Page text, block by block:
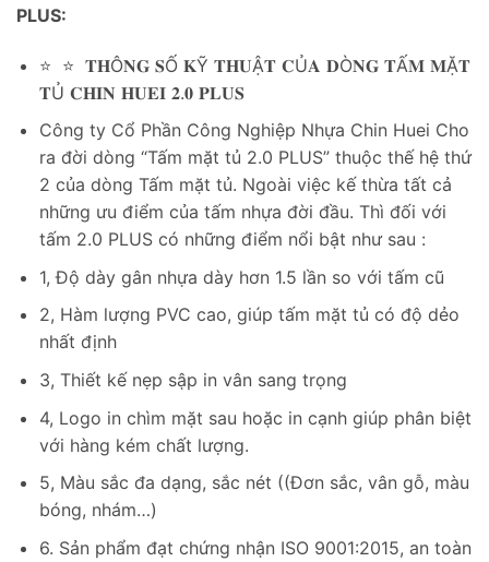
PLUS:
⭐ ⭐ 𝐓𝐇Ô𝐍𝐆 𝐒Ố 𝐊Ỹ 𝐓𝐇𝐔Ậ𝐓 𝐂Ủ𝐀 𝐃Ò𝐍𝐆 𝐓Ấ𝐌 𝐌Ặ𝐓
𝐓Ủ 𝐂𝐇𝐈𝐍 𝐇𝐔𝐄𝐈 𝟐.𝟎 𝐏𝐋𝐔𝐒
Công ty Cổ Phần Công Nghiệp Nhựa Chin Huei Cho
ra đời dòng “Tấm mặt tủ 2.0 PLUS” thuộc thế hệ thứ
2 của dòng Tấm mặt tủ. Ngoài việc kế thừa tất cả
những ưu điểm của tấm nhựa đời đầu. Thì đối với
tấm 2.0 PLUS có những điểm nổi bật như sau :
1, Độ dày gân nhựa dày hơn 1.5 lần so với tấm cũ
2, Hàm lượng PVC cao, giúp tấm mặt tủ có độ dẻo
nhất định
3, Thiết kế nẹp sập in vân sang trọng
4, Logo in chìm mặt sau hoặc in cạnh giúp phân biệt
với hàng kém chất lượng.
5, Màu sắc đa dạng, sắc nét ((Đơn sắc, vân gỗ, màu
bóng, nhám…)
6. Sản phẩm đạt chứng nhận ISO 9001:2015, an toàn